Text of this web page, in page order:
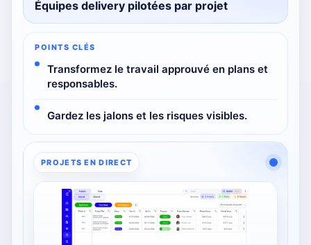
Équipes delivery pilotées par projet
POINTS CLÉS
Transformez le travail approuvé en plans et
responsables.
Gardez les jalons et les risques visibles.
PROJETS EN DIRECT